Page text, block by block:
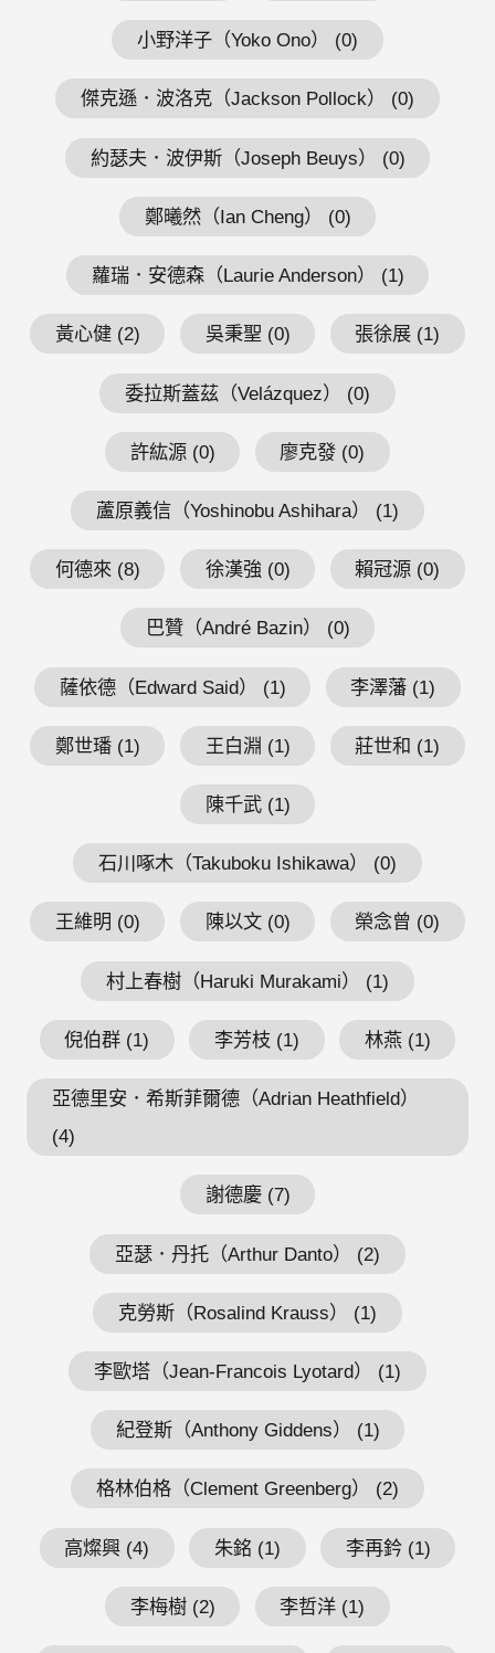
小野洋子（Yoko Ono） (0)
傑克遜．波洛克（Jackson Pollock） (0)
約瑟夫．波伊斯（Joseph Beuys） (0)
鄭曦然（Ian Cheng） (0)
蘿瑞．安德森（Laurie Anderson） (1)
黃心健 (2) 吳秉聖 (0) 張徐展 (1)
委拉斯蓋茲（Velázquez） (0)
許紘源 (0) 廖克發 (0)
蘆原義信（Yoshinobu Ashihara） (1)
何德來 (8) 徐漢強 (0) 賴冠源 (0)
巴贊（André Bazin） (0)
薩依德（Edward Said） (1) 李澤藩 (1)
鄭世璠 (1) 王白淵 (1) 莊世和 (1)
陳千武 (1)
石川啄木（Takuboku Ishikawa） (0)
王維明 (0) 陳以文 (0) 榮念曾 (0)
村上春樹（Haruki Murakami） (1)
倪伯群 (1) 李芳枝 (1) 林燕 (1)
亞德里安．希斯菲爾德（Adrian Heathfield）
(4)
謝德慶 (7)
亞瑟．丹托（Arthur Danto） (2)
克勞斯（Rosalind Krauss） (1)
李歐塔（Jean-Francois Lyotard） (1)
紀登斯（Anthony Giddens） (1)
格林伯格（Clement Greenberg） (2)
高燦興 (4) 朱銘 (1) 李再鈐 (1)
李梅樹 (2) 李哲洋 (1)